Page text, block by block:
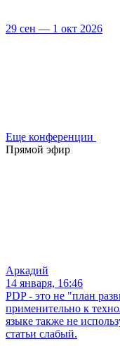
29 сен — 1 окт 2026
Еще конференции
Прямой эфир
Аркадий
14 января, 16:46
PDP - это не "план
применительно к
языке также не
статьи слабый.